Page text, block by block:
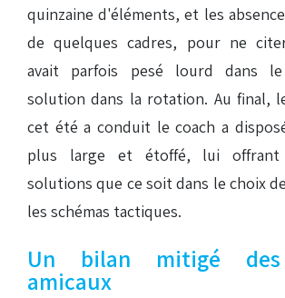
quinzaine d'éléments, et les
de quelques cadres, pour ne
avait parfois pesé lourd dans
solution dans la rotation. Au final,
cet été a conduit le coach a
plus large et étoffé, lui offrant
solutions que ce soit dans le choix
les schémas tactiques.
Un bilan mitigé des
amicaux